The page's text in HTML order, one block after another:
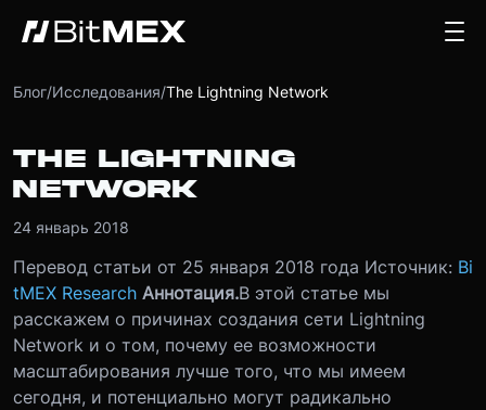
Блог/Исследования/The Lightning Network
THE LIGHTNING
NETWORK
24 январь 2018
Перевод статьи от 25 января 2018 года Источник: Bi
tMEX Research Аннотация.В этой статье мы
расскажем о причинах создания сети Lightning
Network и о том, почему ее возможности
масштабирования лучше того, что мы имеем
сегодня, и потенциально могут радикально